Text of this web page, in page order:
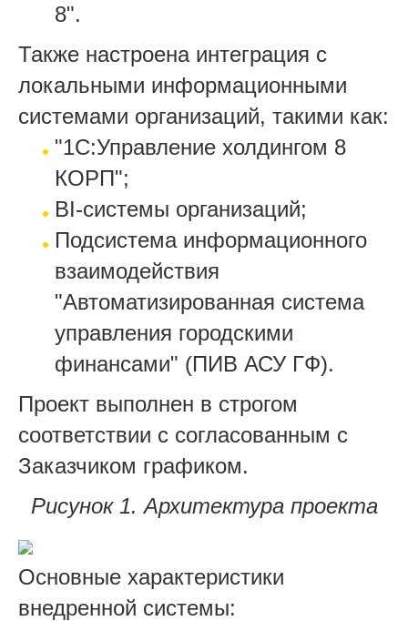
8".
Также настроена интеграция с
локальными информационными
системами организаций, такими как:
"1С:Управление холдингом 8
КОРП";
BI-системы организаций;
Подсистема информационного
взаимодействия
"Автоматизированная система
управления городскими
финансами" (ПИВ АСУ ГФ).
Проект выполнен в строгом
соответствии с согласованным с
Заказчиком графиком.
Рисунок 1. Архитектура проекта
Основные характеристики
внедренной системы: